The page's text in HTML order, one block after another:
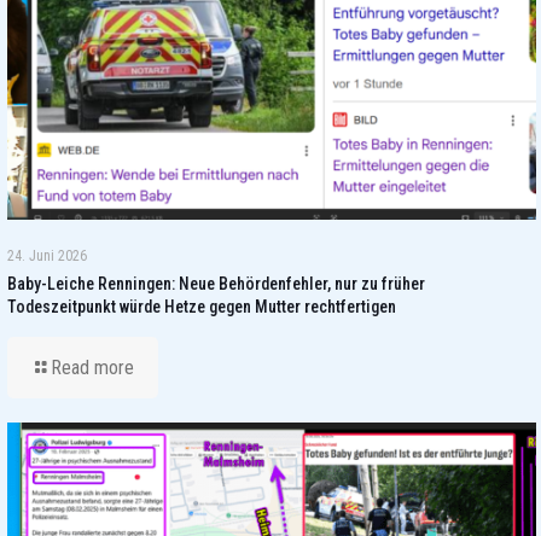
24. Juni 2026
Baby-Leiche Renningen: Neue Behördenfehler, nur zu früher
Todeszeitpunkt würde Hetze gegen Mutter rechtfertigen
Read more